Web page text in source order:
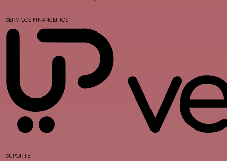
SERVIÇOS FINANCEIROS
SUPORTE